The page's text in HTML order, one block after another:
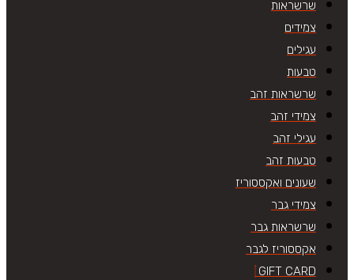
שרשראות
צמידים
עגילים
טבעות
שרשראות זהב
צמידי זהב
עגילי זהב
טבעות זהב
שעונים ואקססוריז
צמידי גבר
שרשראות גבר
אקססוריז לגבר
GIFT CARD